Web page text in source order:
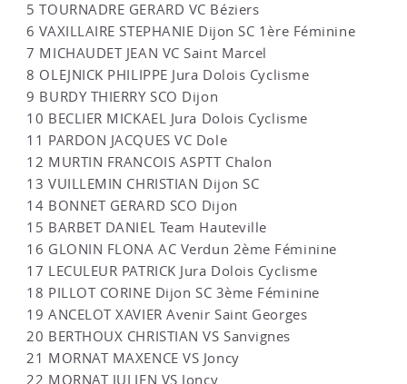
5 TOURNADRE GERARD VC Béziers
6 VAXILLAIRE STEPHANIE Dijon SC 1ère Féminine
7 MICHAUDET JEAN VC Saint Marcel
8 OLEJNICK PHILIPPE Jura Dolois Cyclisme
9 BURDY THIERRY SCO Dijon
10 BECLIER MICKAEL Jura Dolois Cyclisme
11 PARDON JACQUES VC Dole
12 MURTIN FRANCOIS ASPTT Chalon
13 VUILLEMIN CHRISTIAN Dijon SC
14 BONNET GERARD SCO Dijon
15 BARBET DANIEL Team Hauteville
16 GLONIN FLONA AC Verdun 2ème Féminine
17 LECULEUR PATRICK Jura Dolois Cyclisme
18 PILLOT CORINE Dijon SC 3ème Féminine
19 ANCELOT XAVIER Avenir Saint Georges
20 BERTHOUX CHRISTIAN VS Sanvignes
21 MORNAT MAXENCE VS Joncy
22 MORNAT JULIEN VS Joncy